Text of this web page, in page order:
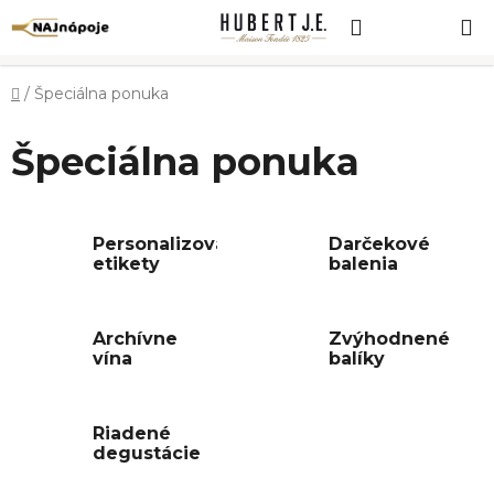
na
KOŠÍK
Domov
/ Špeciálna ponuka
Špeciálna ponuka
Personalizované
etikety
Darčekové
balenia
Archívne
vína
Zvýhodnené
balíky
Riadené
degustácie